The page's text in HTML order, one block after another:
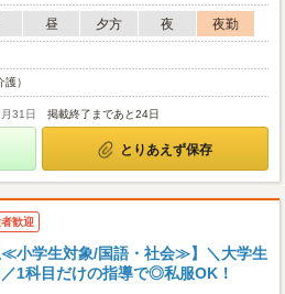
昼 夕方 夜
夜勤
）
31日 掲載終了まであと24日
とりあえず保存
歓迎
≪小学生対象/国語・社会≫】＼大学生
1科目だけの指導で◎私服OK！